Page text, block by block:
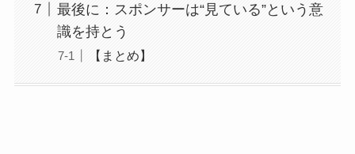
最後に：スポンサーは“見ている”という意
識を持とう
【まとめ】